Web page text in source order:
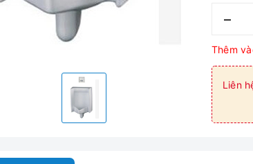
–
Thêm
Liên